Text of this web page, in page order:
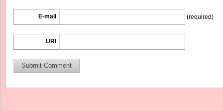
E-mail (required)
URI